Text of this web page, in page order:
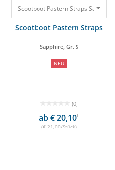
Scootboot Pastern Straps
Scootboot Pastern Straps
Sapphire, Gr. S
NEU
(0)
ab € 20,101
(€ 21,00/Stück)